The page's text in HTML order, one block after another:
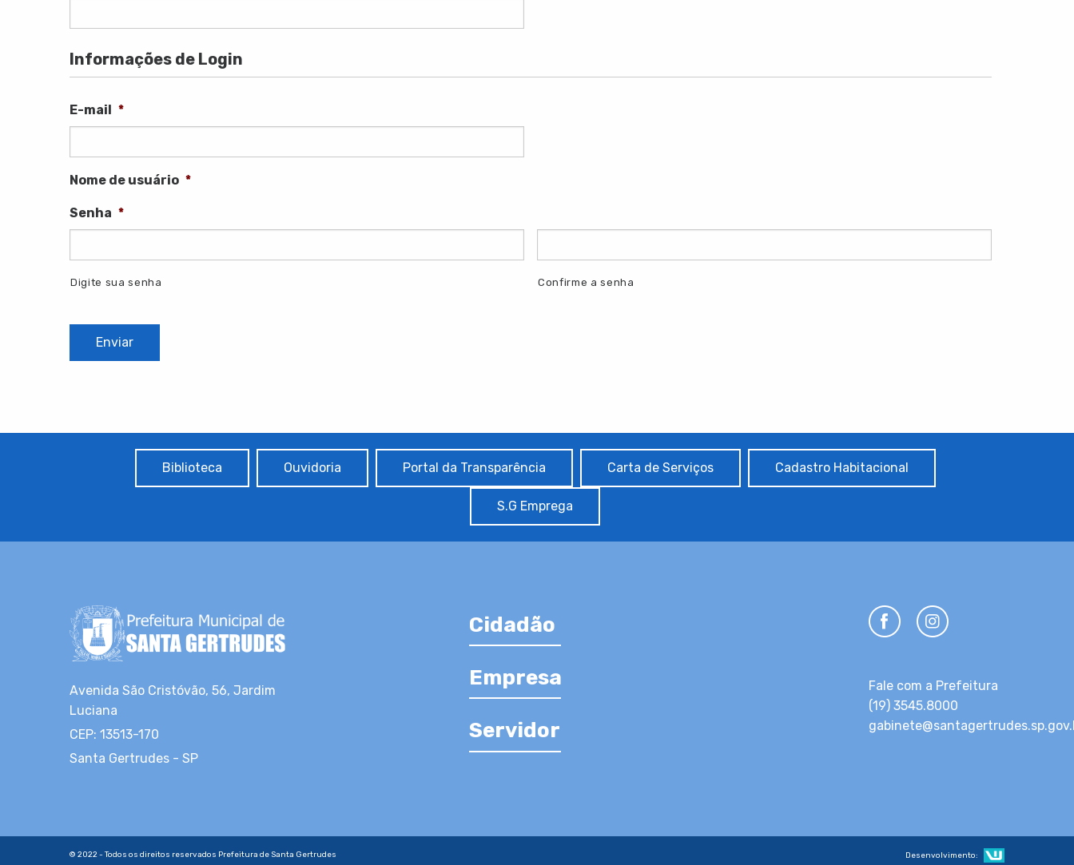
Informações de Login
E-mail *
Nome de usuário *
Senha *
Digite sua senha Confirme a senha
Biblioteca Ouvidoria Portal da Transparência Carta de Serviços Cadastro Habitacional
S.G Emprega
Avenida São Cristóvão, 56, Jardim
Luciana
CEP: 13513-170
Santa Gertrudes - SP
Cidadão
Empresa
Servidor
Fale com a Prefeitura
(19) 3545.8000
© 2022 - Todos os direitos reservados Prefeitura de Santa Gertrudes Desenvolvimento: